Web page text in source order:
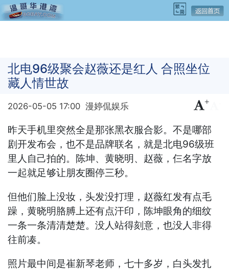
北电96级聚会赵薇还是红人 合照坐位
藏人情世故
2026-05-05 17:00 漫婷侃娱乐 +
昨天手机里突然全是那张黑衣服合影。不是哪部
剧开发布会，也不是品牌联名，就是北电96级班
里人自己拍的。陈坤、黄晓明、赵薇，仨名字放
一起就足够让朋友圈停三秒。
但他们脸上没妆，头发没打理，赵薇红发有点毛
躁，黄晓明胳膊上还有点汗印，陈坤眼角的细纹
一条一条清清楚楚。没人站得刻意，也没人非得
往前凑。
照片最中间是崔新琴老师，七十多岁，白头发扎